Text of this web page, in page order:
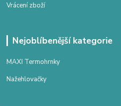
Vrácení zboží
Nejoblíbenější kategorie
MAXI Termohrnky
Nažehlovačky